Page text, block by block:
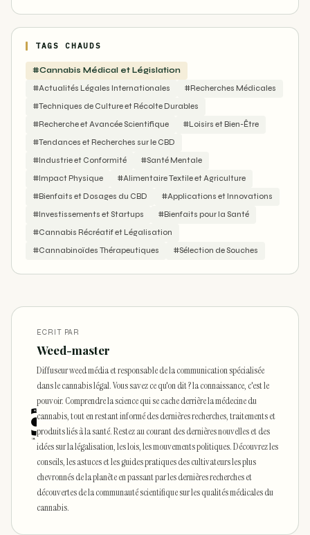
TAGS CHAUDS
#Cannabis Médical et Législation
#Actualités Légales Internationales
#Recherches Médicales
#Techniques de Culture et Récolte Durables
#Recherche et Avancée Scientifique
#Loisirs et Bien-Être
#Tendances et Recherches sur le CBD
#Industrie et Conformité
#Santé Mentale
#Impact Physique
#Alimentaire Textile et Agriculture
#Bienfaits et Dosages du CBD
#Applications et Innovations
#Investissements et Startups
#Bienfaits pour la Santé
#Cannabis Récréatif et Légalisation
#Cannabinoïdes Thérapeutiques
#Sélection de Souches
ECRIT PAR
Weed-master
Diffuseur weed média et responsable de la communication spécialisée
dans le cannabis légal. Vous savez ce qu'on dit ? la connaissance, c'est le
pouvoir. Comprendre la science qui se cache derrière la médecine du
cannabis, tout en restant informé des dernières recherches, traitements et
produits liés à la santé. Restez au courant des dernières nouvelles et des
idées sur la légalisation, les lois, les mouvements politiques. Découvrez les
conseils, les astuces et les guides pratiques des cultivateurs les plus
chevronnés de la planète en passant par les dernières recherches et
découvertes de la communauté scientifique sur les qualités médicales du
cannabis.